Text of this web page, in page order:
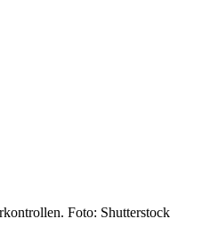
Foto: Shutterstock